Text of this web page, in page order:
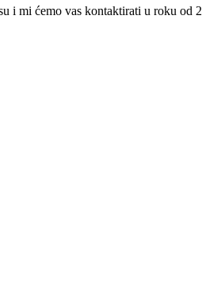
i mi ćemo vas kontaktirati u roku od